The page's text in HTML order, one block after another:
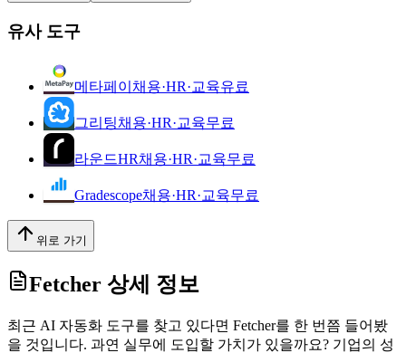
유사 도구
메타페이 채용·HR·교육유료
그리팅채용·HR·교육무료
라운드HR채용·HR·교육무료
Gradescope채용·HR·교육무료
위로 가기
Fetcher 상세 정보
최근 AI 자동화 도구를 찾고 있다면 Fetcher를 한 번쯤 들어봤
을 것입니다. 과연 실무에 도입할 가치가 있을까요? 기업의 성